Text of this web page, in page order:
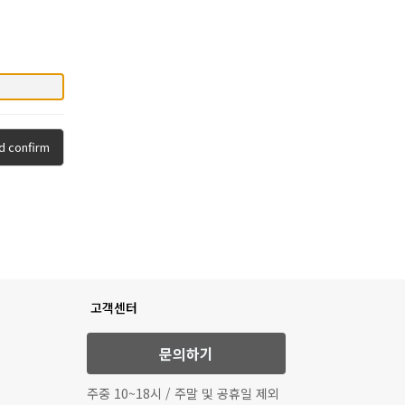
confirm
고객센터
문의하기
주중 10~18시 / 주말 및 공휴일 제외